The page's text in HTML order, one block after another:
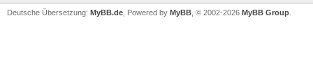
Deutsche Übersetzung: MyBB.de , Powered by MyBB , © 2002-2026 MyBB Group